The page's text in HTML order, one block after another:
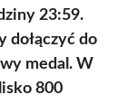
23:59.
dołączyć do
medal. W
800